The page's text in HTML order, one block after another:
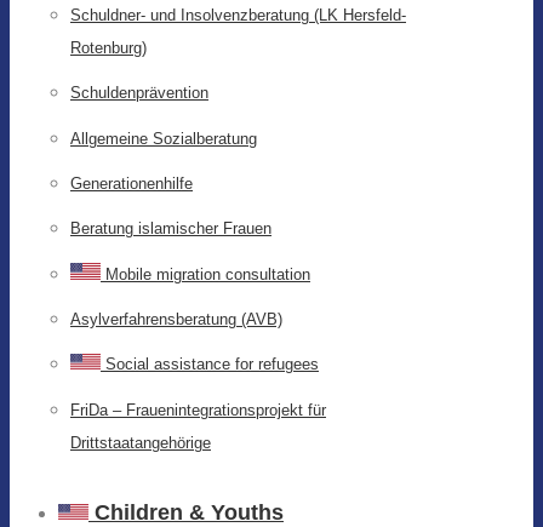
Schuldner- und Insolvenzberatung (LK Hersfeld-
Rotenburg)
Schuldenprävention
Allgemeine Sozialberatung
Generationenhilfe
Beratung islamischer Frauen
Mobile migration consultation
Asylverfahrensberatung (AVB)
Social assistance for refugees
FriDa – Frauenintegrationsprojekt für
Drittstaatangehörige
Children & Youths